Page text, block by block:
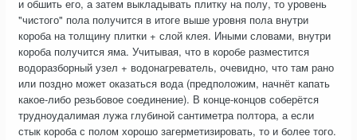
и обшить его, а затем выкладывать плитку на полу, то уровень
"чистого" пола получится в итоге выше уровня пола внутри
короба на толщину плитки + слой клея. Иными словами, внутри
короба получится яма. Учитывая, что в коробе разместится
водоразборный узел + водонагреватель, очевидно, что там рано
или поздно может оказаться вода (предположим, начнёт капать
какое-либо резьбовое соединение). В конце-концов соберётся
трудноудалимая лужа глубиной сантиметра полтора, а если
стык короба с полом хорошо загерметизировать, то и более того.